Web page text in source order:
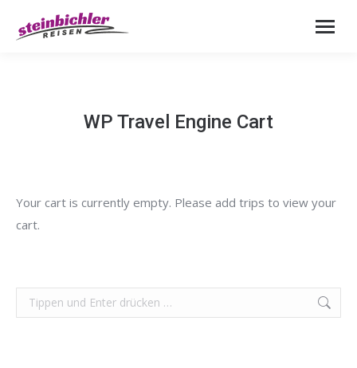
WP Travel Engine Cart
Your cart is currently empty. Please add trips to view your
cart.